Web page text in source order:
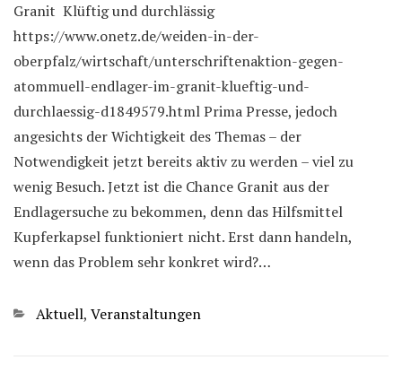
Granit Klüftig und durchlässig
https://www.onetz.de/weiden-in-der-
oberpfalz/wirtschaft/unterschriftenaktion-gegen-
atommuell-endlager-im-granit-klueftig-und-
durchlaessig-d1849579.html Prima Presse, jedoch
angesichts der Wichtigkeit des Themas – der
Notwendigkeit jetzt bereits aktiv zu werden – viel zu
wenig Besuch. Jetzt ist die Chance Granit aus der
Endlagersuche zu bekommen, denn das Hilfsmittel
Kupferkapsel funktioniert nicht. Erst dann handeln,
wenn das Problem sehr konkret wird?…
Categories
Aktuell, Veranstaltungen